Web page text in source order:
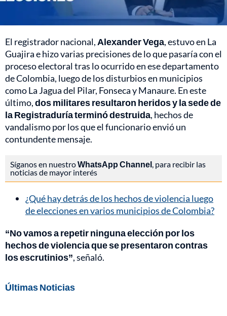
El registrador nacional, Alexander Vega, estuvo en La
Guajira e hizo varias precisiones de lo que pasaría con el
proceso electoral tras lo ocurrido en ese departamento
de Colombia, luego de los disturbios en municipios
como La Jagua del Pilar, Fonseca y Manaure. En este
último,dos militares resultaron heridos y la sede de
la Registraduría terminó destruida, hechos de
vandalismo por los que el funcionario envió un
contundente mensaje.
Síganos en nuestroWhatsApp Channel , para recibir las
noticias de mayor interés
¿Qué hay detrás de los hechos de violencia luego
de elecciones en varios municipios de Colombia?
“No vamos a repetir ninguna elección por los
hechos de violencia que se presentaron contras
los escrutinios”, señaló.
Últimas Noticias